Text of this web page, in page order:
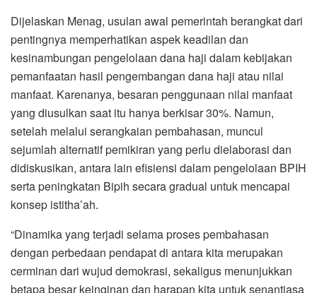
Dijelaskan Menag, usulan awal pemerintah berangkat dari
pentingnya memperhatikan aspek keadilan dan
kesinambungan pengelolaan dana haji dalam kebijakan
pemanfaatan hasil pengembangan dana haji atau nilai
manfaat. Karenanya, besaran penggunaan nilai manfaat
yang diusulkan saat itu hanya berkisar 30%. Namun,
setelah melalui serangkaian pembahasan, muncul
sejumlah alternatif pemikiran yang perlu dielaborasi dan
didiskusikan, antara lain efisiensi dalam pengelolaan BPIH
serta peningkatan Bipih secara gradual untuk mencapai
konsep istitha’ah.
“Dinamika yang terjadi selama proses pembahasan
dengan perbedaan pendapat di antara kita merupakan
cerminan dari wujud demokrasi, sekaligus menunjukkan
betapa besar keinginan dan harapan kita untuk senantiasa